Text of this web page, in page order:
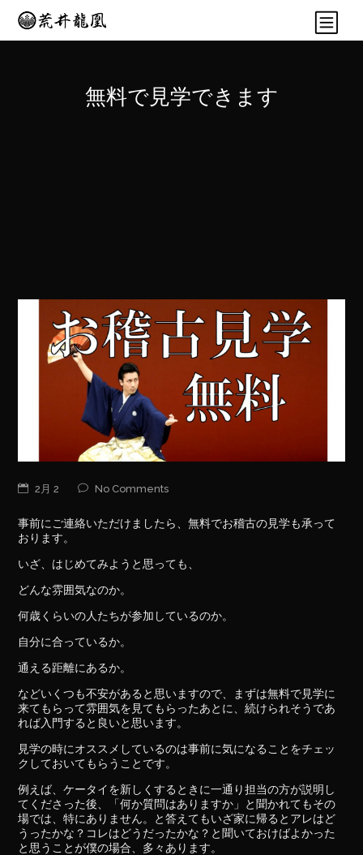
無料で見学できます
2月 2 No Comments
事前にご連絡いただけましたら、無料でお稽古の見学も承って
おります。
いざ、はじめてみようと思っても、
どんな雰囲気なのか。
何歳くらいの人たちが参加しているのか。
自分に合っているか。
通える距離にあるか。
などいくつも不安があると思いますので、まずは無料で見学に
来てもらって雰囲気を見てもらったあとに、続けられそうであ
れば入門すると良いと思います。
見学の時にオススメしているのは事前に気になることをチェッ
クしておいてもらうことです。
例えば、ケータイを新しくするときに一通り担当の方が説明し
てくださった後、「何か質問はありますか」と聞かれてもその
場では、特にありません。と答えてもいざ家に帰るとアレはど
うったかな？コレはどうだったかな？と聞いておけばよかった
と思うことが僕の場合、多々あります。